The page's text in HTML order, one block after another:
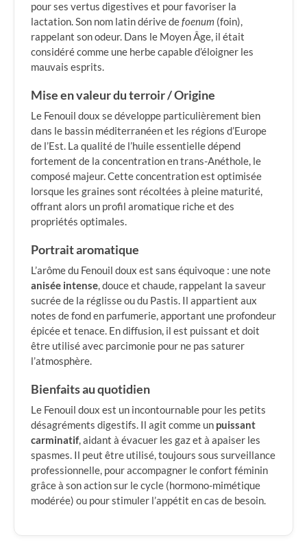
pour ses vertus digestives et pour favoriser la
lactation. Son nom latin dérive defoenum (foin),
rappelant son odeur. Dans le Moyen Âge, il était
considéré comme une herbe capable d’éloigner les
mauvais esprits.
Mise en valeur du terroir / Origine
Le Fenouil doux se développe particulièrement bien
dans le bassin méditerranéen et les régions d’Europe
de l’Est. La qualité de l’huile essentielle dépend
fortement de la concentration en trans-Anéthole, le
composé majeur. Cette concentration est optimisée
lorsque les graines sont récoltées à pleine maturité,
offrant alors un profil aromatique riche et des
propriétés optimales.
Portrait aromatique
L’arôme du Fenouil doux est sans équivoque : une note
anisée intense, douce et chaude, rappelant la saveur
sucrée de la réglisse ou du Pastis. Il appartient aux
notes de fond en parfumerie, apportant une profondeur
épicée et tenace. En diffusion, il est puissant et doit
être utilisé avec parcimonie pour ne pas saturer
l’atmosphère.
Bienfaits au quotidien
Le Fenouil doux est un incontournable pour les petits
désagréments digestifs. Il agit comme un puissant
carminatif, aidant à évacuer les gaz et à apaiser les
spasmes. Il peut être utilisé, toujours sous surveillance
professionnelle, pour accompagner le confort féminin
grâce à son action sur le cycle (hormono-mimétique
modérée) ou pour stimuler l’appétit en cas de besoin.